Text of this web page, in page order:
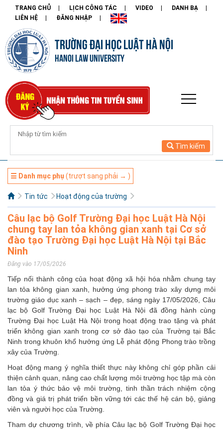
TRANG CHỦ LỊCH CÔNG TÁC VIDEO
DANH BẠ
LIÊN HỆ
ĐĂNG NHẬP
TRƯỜNG ĐẠI HỌC LUẬT HÀ NỘI
HANOI LAW UNIVERSITY
Tìm kiếm
☰ Danh mục phụ (trượt sang phải → )
Tin tức Hoạt động của trường
Câu lạc bộ Golf Trường Đại học Luật Hà Nội
chung tay lan tỏa không gian xanh tại Cơ sở
đào tạo Trường Đại học Luật Hà Nội tại Bắc
Ninh
Đăng vào 17/05/2026
Tiếp nối thành công của hoạt động xã hội hóa nhằm chung tay
lan tỏa không gian xanh, hưởng ứng phong trào xây dựng môi
trường giáo dục xanh – sạch – đẹp, sáng ngày 17/05/2026, Câu
lạc bộ Golf Trường Đại học Luật Hà Nội đã đồng hành cùng
Trường Đại học Luật Hà Nội trong hoạt động trao tặng và phát
triển không gian xanh trong cơ sở đào tạo của Trường tại Bắc
Ninh trong khuôn khổ hưởng ứng Lễ phát động Phong trào trồng
xây của Trường.
Hoạt động mang ý nghĩa thiết thực này không chỉ góp phần cải
thiện cảnh quan, nâng cao chất lượng môi trường học tập mà còn
lan tỏa ý thức bảo vệ môi trường, tinh thần trách nhiệm cộng
đồng và giá trị phát triển bền vững tới các thế hệ cán bộ, giảng
viên và người học của Trường.
Tham dự chương trình, về phía Câu lạc bộ Golf Trường Đại học